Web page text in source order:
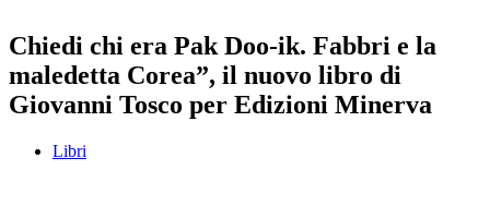
Chiedi chi era Pak Doo-ik. Fabbri e la
maledetta Corea”, il nuovo libro di
Giovanni Tosco per Edizioni Minerva
Libri